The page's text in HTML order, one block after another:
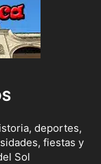
deportes,
fiestas y
Sol